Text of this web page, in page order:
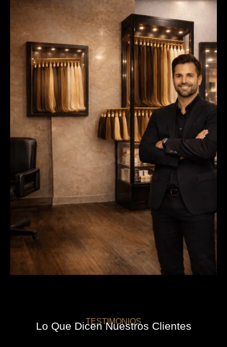
TESTIMONIOS
Lo Que Dicen Nuestros Clientes